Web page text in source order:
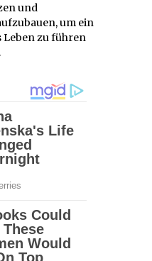
und
um ein
Leben zu führen